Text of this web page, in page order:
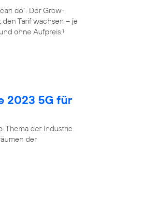
do“. Der Grow-
Tarif wachsen – je
ohne Aufpreis.1
2023 5G für
Thema der Industrie.
der